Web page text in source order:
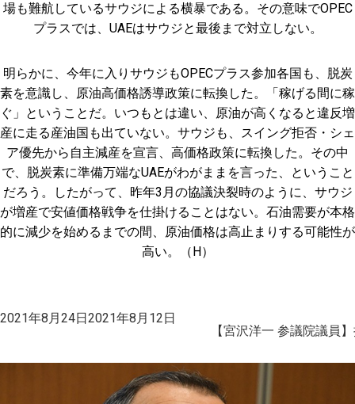
場も難航しているサウジによる横暴である。その意味でOPEC
プラスでは、UAEはサウジと最後まで対立しない。
明らかに、今年に入りサウジもOPECプラス参加各国も、脱炭
素を意識し、原油高価格誘導政策に転換した。「稼げる間に稼
ぐ」ということだ。いつもとは違い、原油が高くなると違反増
産に走る産油国も出ていない。サウジも、スイング拒否・シェ
ア優先から自主減産を宣言、高価格政策に転換した。その中
で、脱炭素に準備万端なUAEがわがままを言った、ということ
だろう。したがって、昨年3月の協議決裂時のように、サウジ
が増産で安値価格戦争を仕掛けることはない。石油需要が本格
的に減少を始めるまでの間、原油価格は高止まりする可能性が
高い。（H）
投
2021年8月24日2021年8月12日
【宮沢洋一 参議院議員